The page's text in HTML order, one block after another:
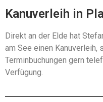
Kanuverleih in
Direkt an der Elde hat
am See einen Kanuverleih,
Terminbuchungen gern
Verfügung.